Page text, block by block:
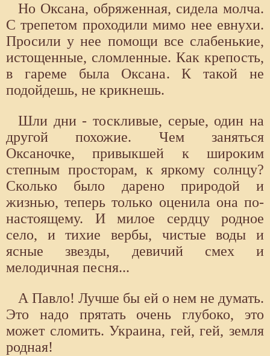
Но Оксана, обряженная, сидела молча.
С трепетом проходили мимо нее евнухи.
Просили у нее помощи все слабенькие,
истощенные, сломленные. Как крепость,
в гареме была Оксана. К такой не
подойдешь, не крикнешь.
Шли дни - тоскливые, серые, один на
другой похожие. Чем заняться
Оксаночке, привыкшей к широким
степным просторам, к яркому солнцу?
Сколько было дарено природой и
жизнью, теперь только оценила она по-
настоящему. И милое сердцу родное
село, и тихие вербы, чистые воды и
ясные звезды, девичий смех и
мелодичная песня...
А Павло! Лучше бы ей о нем не думать.
Это надо прятать очень глубоко, это
может сломить. Украина, гей, гей, земля
родная!